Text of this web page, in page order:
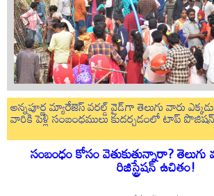
అన్నపూర్ణ మ్యారేజెస్ వరల్డ్ వైడ్‌గా తెలుగు వారు
వారికి పెళ్లి సంబంధములు కుదర్చడంలో టాప్ పొజిషన్
సంబంధం కోసం వెతుకుతున్నారా?
రిజిస్ట్రేషన్ ఉచితం!